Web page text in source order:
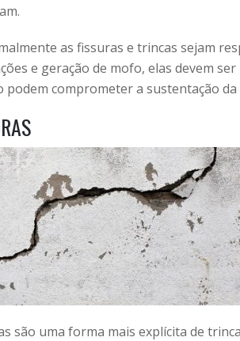
as fissuras e trincas sejam
e geração de mofo, elas devem
podem comprometer a sustentação
são uma forma mais explícita de